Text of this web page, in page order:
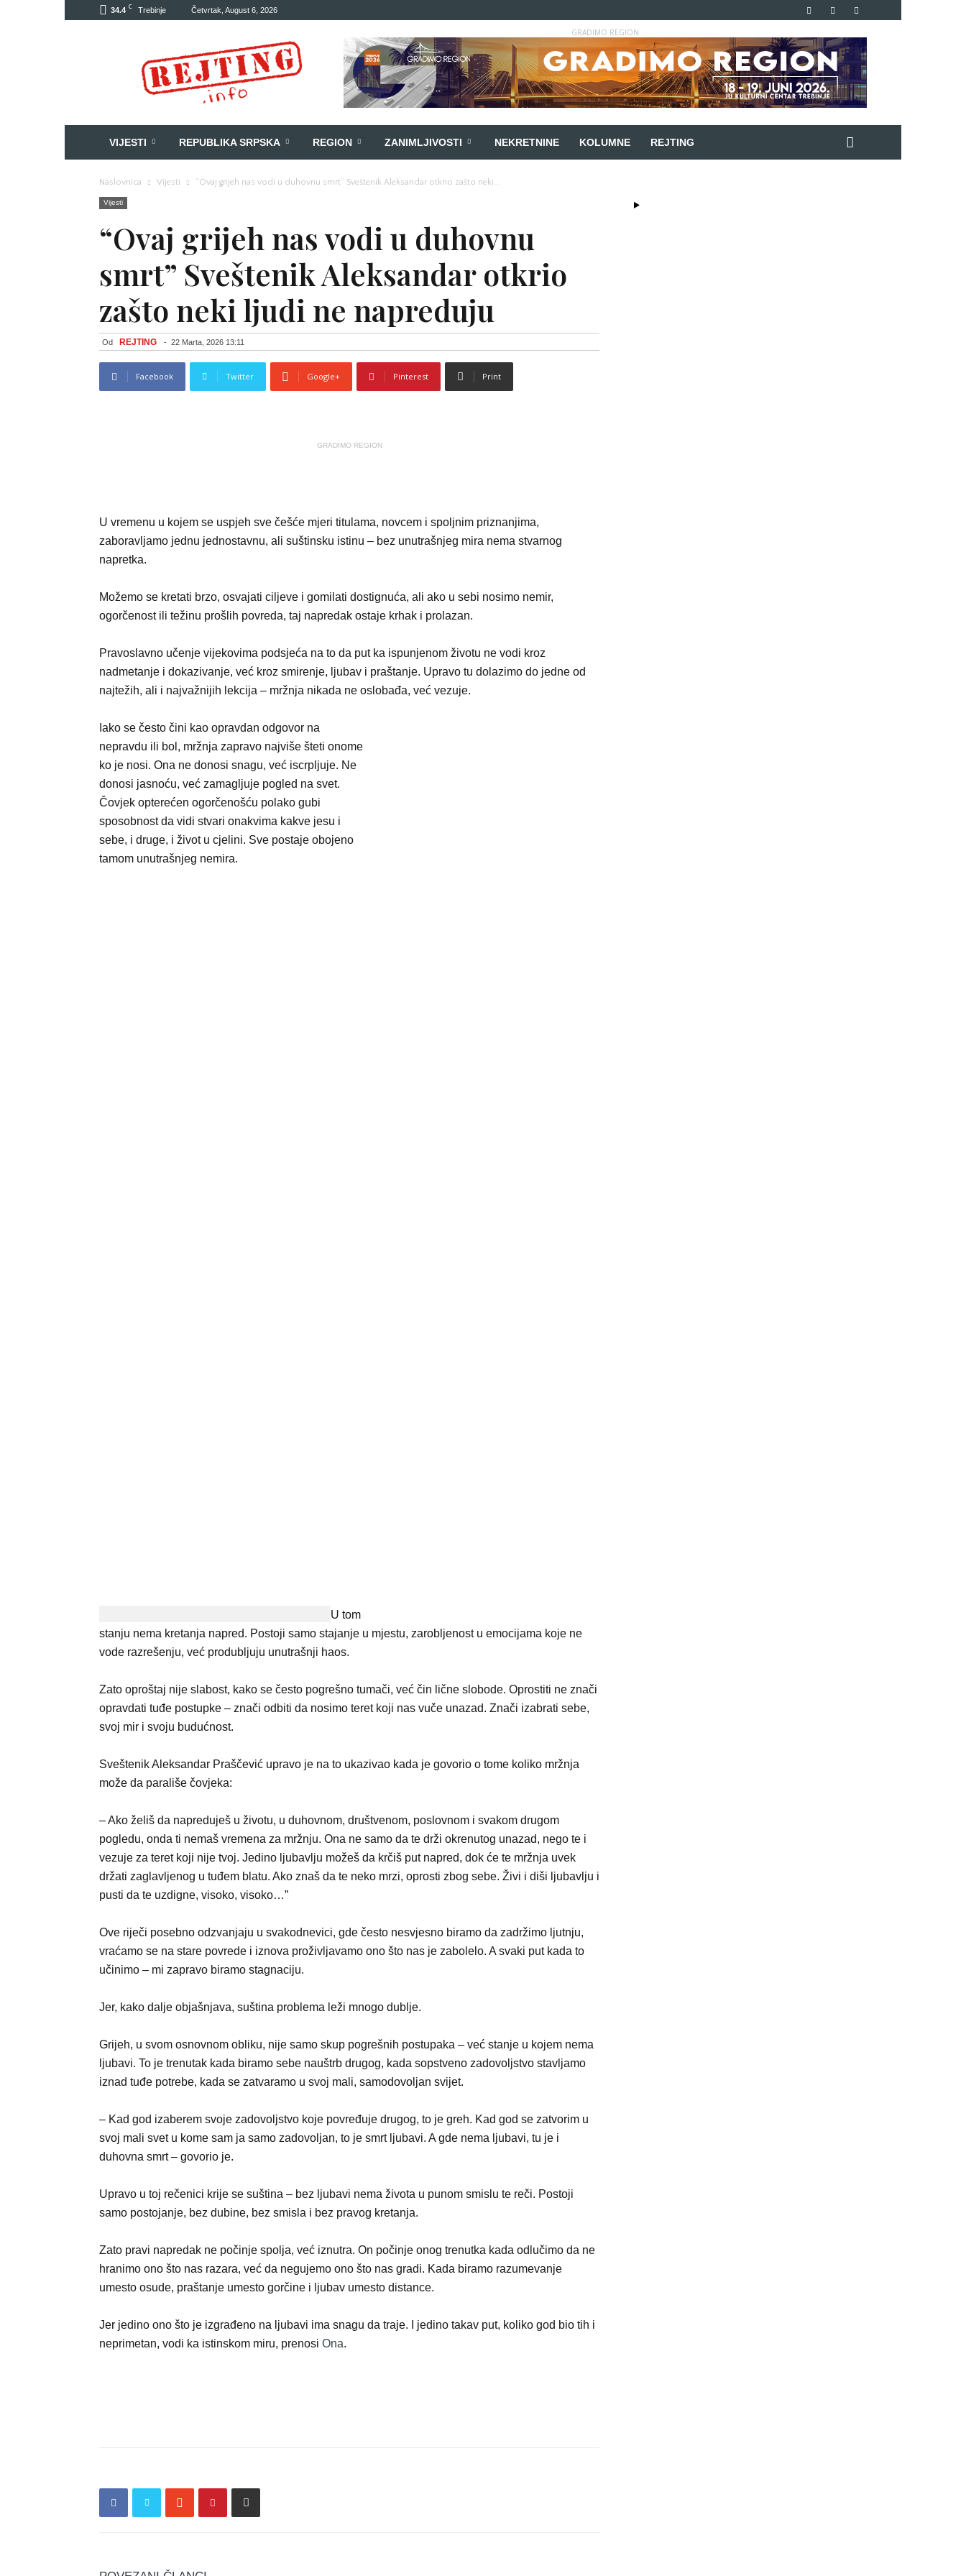
34.4 C Trebinje Četvrtak, August 6, 2026
GRADIMO REGION
VIJESTI REPUBLIKA SRPSKA REGION ZANIMLJIVOSTI NEKRETNINE KOLUMNE REJTING
Naslovnica Vijesti “Ovaj grijeh nas vodi u duhovnu smrt” Sveštenik Aleksandar otkrio zašto neki...
Vijesti
“Ovaj grijeh nas vodi u duhovnu
smrt” Sveštenik Aleksandar otkrio
zašto neki ljudi ne napreduju
Od REJTING - 22 Marta, 2026 13:11
Facebook Twitter Google+ Pinterest Print
GRADIMO REGION
U vremenu u kojem se uspjeh sve češće mjeri titulama, novcem i spoljnim priznanjima,
zaboravljamo jednu jednostavnu, ali suštinsku istinu – bez unutrašnjeg mira nema stvarnog
napretka.
Možemo se kretati brzo, osvajati ciljeve i gomilati dostignuća, ali ako u sebi nosimo nemir,
ogorčenost ili težinu prošlih povreda, taj napredak ostaje krhak i prolazan.
Pravoslavno učenje vijekovima podsjeća na to da put ka ispunjenom životu ne vodi kroz
nadmetanje i dokazivanje, već kroz smirenje, ljubav i praštanje. Upravo tu dolazimo do jedne od
najtežih, ali i najvažnijih lekcija – mržnja nikada ne oslobađa, već vezuje.
Iako se često čini kao opravdan odgovor na
nepravdu ili bol, mržnja zapravo najviše šteti onome
ko je nosi. Ona ne donosi snagu, već iscrpljuje. Ne
donosi jasnoću, već zamagljuje pogled na svet.
Čovjek opterećen ogorčenošću polako gubi
sposobnost da vidi stvari onakvima kakve jesu i
sebe, i druge, i život u cjelini. Sve postaje obojeno
tamom unutrašnjeg nemira.
U tom
stanju nema kretanja napred. Postoji samo stajanje u mjestu, zarobljenost u emocijama koje ne
vode razrešenju, već produbljuju unutrašnji haos.
Zato oproštaj nije slabost, kako se često pogrešno tumači, već čin lične slobode. Oprostiti ne znači
opravdati tuđe postupke – znači odbiti da nosimo teret koji nas vuče unazad. Znači izabrati sebe,
svoj mir i svoju budućnost.
Sveštenik Aleksandar Praščević upravo je na to ukazivao kada je govorio o tome koliko mržnja
može da parališe čovjeka:
– Ako želiš da napreduješ u životu, u duhovnom, društvenom, poslovnom i svakom drugom
pogledu, onda ti nemaš vremena za mržnju. Ona ne samo da te drži okrenutog unazad, nego te i
vezuje za teret koji nije tvoj. Jedino ljubavlju možeš da krčiš put napred, dok će te mržnja uvek
držati zaglavljenog u tuđem blatu. Ako znaš da te neko mrzi, oprosti zbog sebe. Živi i diši ljubavlju i
pusti da te uzdigne, visoko, visoko…”
Ove riječi posebno odzvanjaju u svakodnevici, gde često nesvjesno biramo da zadržimo ljutnju,
vraćamo se na stare povrede i iznova proživljavamo ono što nas je zabolelo. A svaki put kada to
učinimo – mi zapravo biramo stagnaciju.
Jer, kako dalje objašnjava, suština problema leži mnogo dublje.
Grijeh, u svom osnovnom obliku, nije samo skup pogrešnih postupaka – već stanje u kojem nema
ljubavi. To je trenutak kada biramo sebe nauštrb drugog, kada sopstveno zadovoljstvo stavljamo
iznad tuđe potrebe, kada se zatvaramo u svoj mali, samodovoljan svijet.
– Kad god izaberem svoje zadovoljstvo koje povređuje drugog, to je greh. Kad god se zatvorim u
svoj mali svet u kome sam ja samo zadovoljan, to je smrt ljubavi. A gde nema ljubavi, tu je i
duhovna smrt – govorio je.
Upravo u toj rečenici krije se suština – bez ljubavi nema života u punom smislu te reči. Postoji
samo postojanje, bez dubine, bez smisla i bez pravog kretanja.
Zato pravi napredak ne počinje spolja, već iznutra. On počinje onog trenutka kada odlučimo da ne
hranimo ono što nas razara, već da negujemo ono što nas gradi. Kada biramo razumevanje
umesto osude, praštanje umesto gorčine i ljubav umesto distance.
Jer jedino ono što je izgrađeno na ljubavi ima snagu da traje. I jedino takav put, koliko god bio tih i
neprimetan, vodi ka istinskom miru, prenosi Ona.